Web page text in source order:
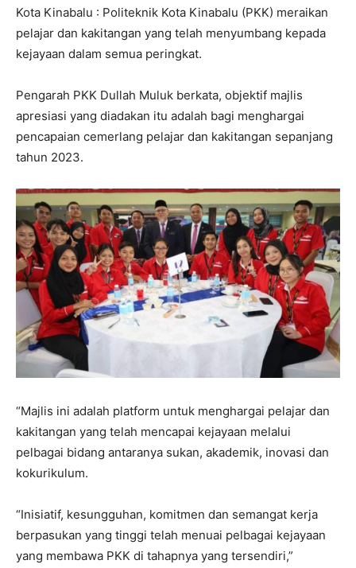
Kota Kinabalu : Politeknik Kota Kinabalu (PKK) meraikan
pelajar dan kakitangan yang telah menyumbang kepada
kejayaan dalam semua peringkat.
Pengarah PKK Dullah Muluk berkata, objektif majlis
apresiasi yang diadakan itu adalah bagi menghargai
pencapaian cemerlang pelajar dan kakitangan sepanjang
tahun 2023.
“Majlis ini adalah platform untuk menghargai pelajar dan
kakitangan yang telah mencapai kejayaan melalui
pelbagai bidang antaranya sukan, akademik, inovasi dan
kokurikulum.
“Inisiatif, kesungguhan, komitmen dan semangat kerja
berpasukan yang tinggi telah menuai pelbagai kejayaan
yang membawa PKK di tahapnya yang tersendiri,”